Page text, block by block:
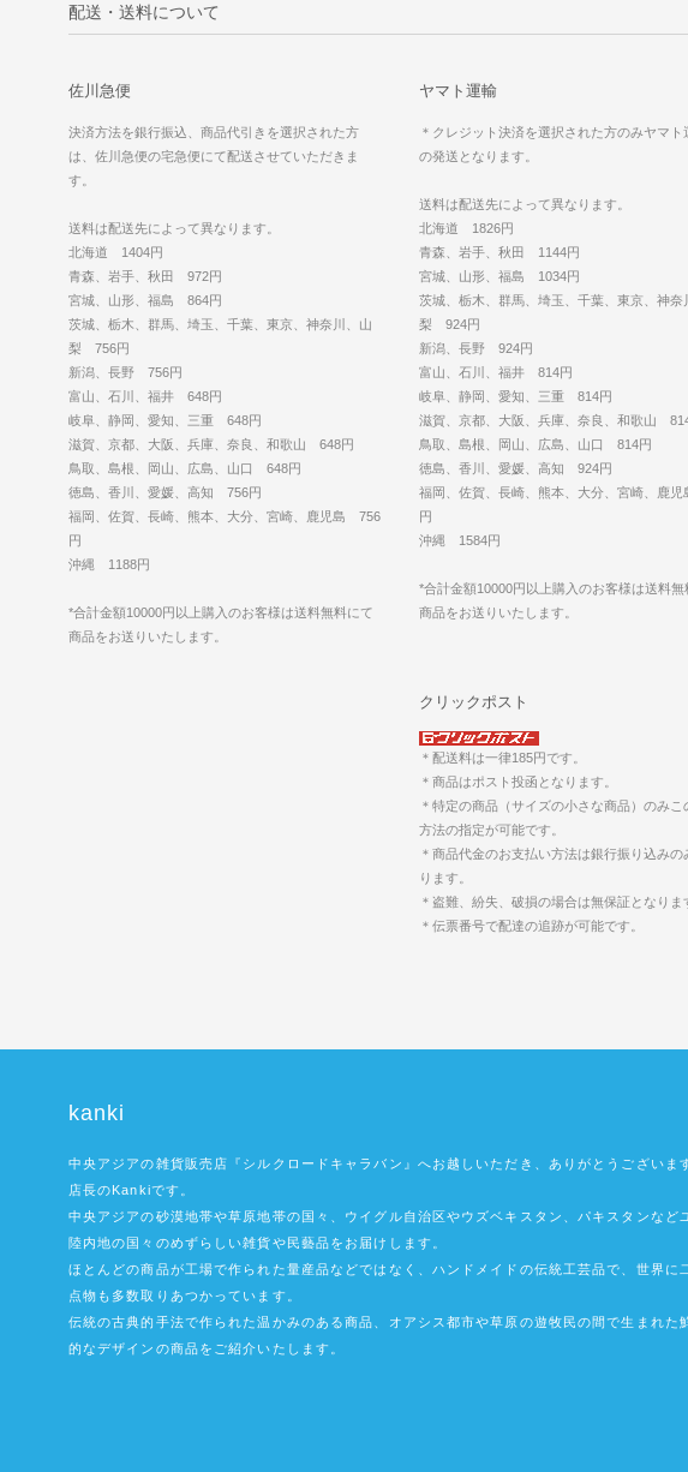
配送・送料について
佐川急便
決済方法を銀行振込、商品代引きを選択された方
は、佐川急便の宅急便にて配送させていただきま
す。
送料は配送先によって異なります。
北海道 1404円
青森、岩手、秋田 972円
宮城、山形、福島 864円
茨城、栃木、群馬、埼玉、千葉、東京、神奈川、山
梨 756円
新潟、長野 756円
富山、石川、福井 648円
岐阜、静岡、愛知、三重 648円
滋賀、京都、大阪、兵庫、奈良、和歌山 648円
鳥取、島根、岡山、広島、山口 648円
徳島、香川、愛媛、高知 756円
福岡、佐賀、長崎、熊本、大分、宮崎、鹿児島 756
円
沖縄 1188円
*合計金額10000円以上購入のお客様は送料無料にて
商品をお送りいたします。
ヤマト運輸
＊クレジット決済を選択された方のみヤマト
の発送となります。
送料は配送先によって異なります。
北海道 1826円
青森、岩手、秋田 1144円
宮城、山形、福島 1034円
茨城、栃木、群馬、埼玉、千葉、東京、神奈
梨 924円
新潟、長野 924円
富山、石川、福井 814円
岐阜、静岡、愛知、三重 814円
滋賀、京都、大阪、兵庫、奈良、和歌山
鳥取、島根、岡山、広島、山口 814円
徳島、香川、愛媛、高知 924円
福岡、佐賀、長崎、熊本、大分、宮崎、鹿
円
沖縄 1584円
*合計金額10000円以上購入のお客様は送料無
商品をお送りいたします。
クリックポスト
＊配送料は一律185円です。
＊商品はポスト投函となります。
＊特定の商品（サイズの小さな商品）のみこ
方法の指定が可能です。
＊商品代金のお支払い方法は銀行振り込みの
ります。
＊盗難、紛失、破損の場合は無保証となりま
＊伝票番号で配達の追跡が可能です。
kanki
中央アジアの雑貨販売店『シルクロードキャラバン』へお越しいただき、ありがとうございま
店長のKankiです。
中央アジアの砂漠地帯や草原地帯の国々、ウイグル自治区やウズベキスタン、パキスタンなど
陸内地の国々のめずらしい雑貨や民藝品をお届けします。
ほとんどの商品が工場で作られた量産品などではなく、ハンドメイドの伝統工芸品で、世界に
点物も多数取りあつかっています。
伝統の古典的手法で作られた温かみのある商品、オアシス都市や草原の遊牧民の間で生まれた
的なデザインの商品をご紹介いたします。